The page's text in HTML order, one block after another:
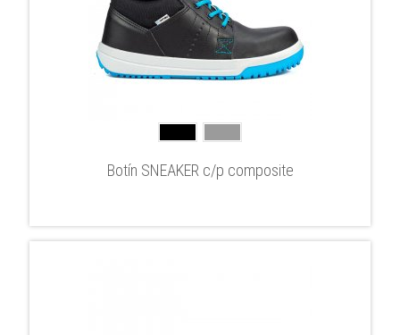
Botín SNEAKER c/p composite